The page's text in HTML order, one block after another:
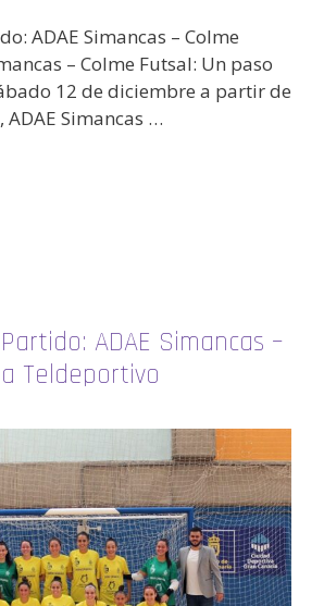
ADAE Simancas – Colme
– Colme Futsal: Un paso
12 de diciembre a partir de
ADAE Simancas …
ADAE Simancas –
Teldeportivo